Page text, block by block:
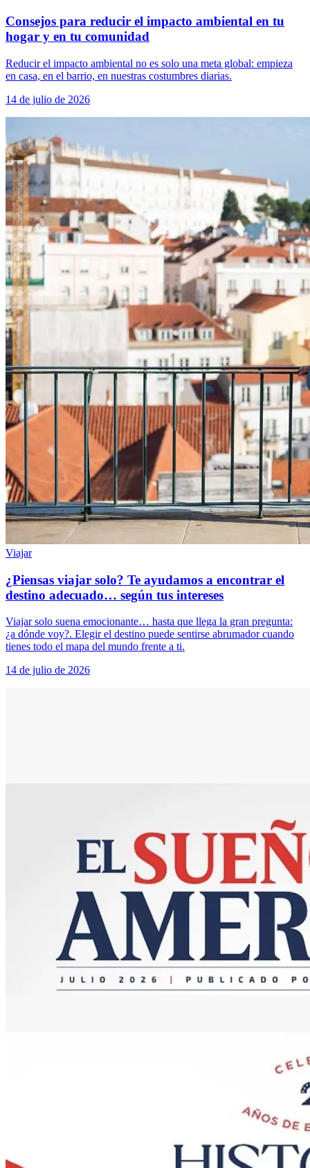
Consejos para reducir el impacto ambiental en tu
hogar y en tu comunidad
Reducir el impacto ambiental no es solo una meta global: empieza
en casa, en el barrio, en nuestras costumbres diarias.
14 de julio de 2026
Viajar
¿Piensas viajar solo? Te ayudamos a encontrar el
destino adecuado… según tus intereses
Viajar solo suena emocionante… hasta que llega la gran pregunta:
¿a dónde voy?. Elegir el destino puede sentirse abrumador cuando
tienes todo el mapa del mundo frente a ti.
14 de julio de 2026